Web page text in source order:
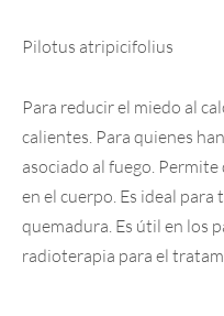
Pilotus atripicifolius
Para reducir el miedo al
calientes. Para quienes
asociado al fuego.
en el cuerpo. Es ideal
quemadura. Es útil en los
radioterapia para el